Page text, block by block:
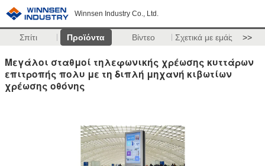
Winnsen Industry Co., Ltd.
Σπίτι Προϊόντα Βίντεο Σχετικά με εμάς >>
Μεγάλοι σταθμοί τηλεφωνικής χρέωσης κυττάρων
επιτροπής πολυ με τη διπλή μηχανή κιβωτίων
χρέωσης οθόνης